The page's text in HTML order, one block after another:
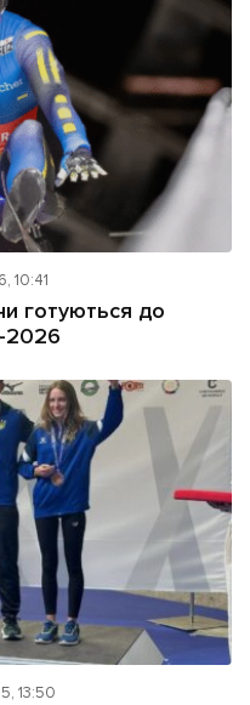
10:41
готуються до
2026
13:50